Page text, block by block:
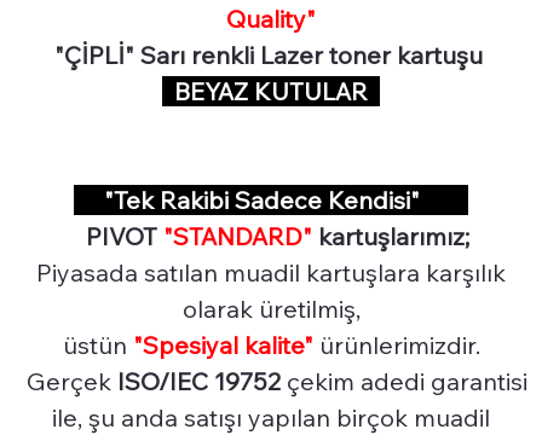
Quality"
"ÇİPLİ" Sarı renkli Lazer toner kartuşu
BEYAZ KUTULAR
"Tek Rakibi Sadece Kendisi"
PIVOT "STANDARD" kartuşlarımız;
Piyasada satılan muadil kartuşlara karşılık
olarak üretilmiş,
üstün "Spesiyal kalite" ürünlerimizdir.
Gerçek ISO/IEC 19752 çekim adedi garantisi
ile, şu anda satışı yapılan birçok muadil